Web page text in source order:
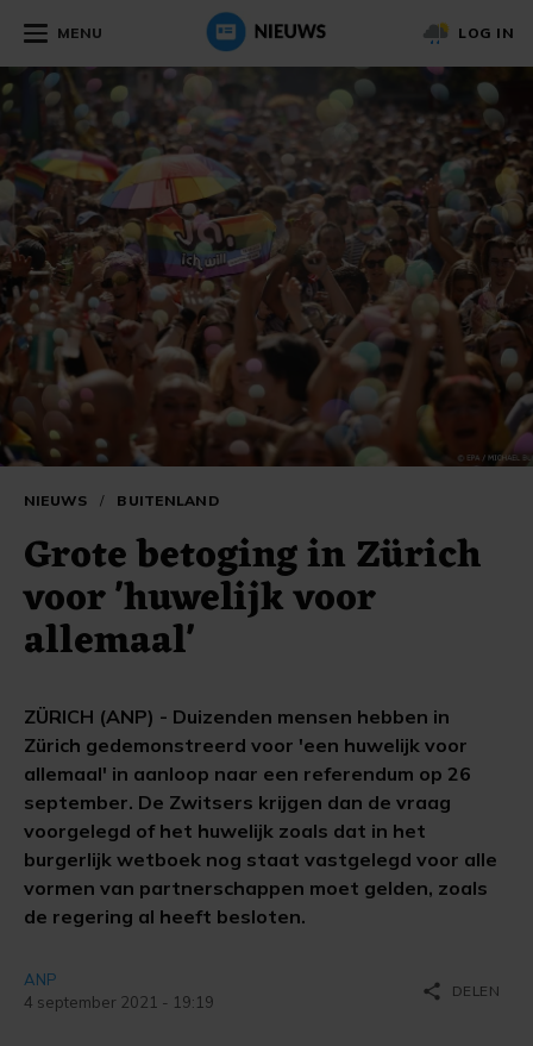
MENU LOG IN
NIEUWS / BUITENLAND
Grote betoging in Zürich
voor 'huwelijk voor
allemaal'
ZÜRICH (ANP) - Duizenden mensen hebben in
Zürich gedemonstreerd voor 'een huwelijk voor
allemaal' in aanloop naar een referendum op 26
september. De Zwitsers krijgen dan de vraag
voorgelegd of het huwelijk zoals dat in het
burgerlijk wetboek nog staat vastgelegd voor alle
vormen van partnerschappen moet gelden, zoals
de regering al heeft besloten.
ANP
4 september 2021 - 19:19
share DELEN